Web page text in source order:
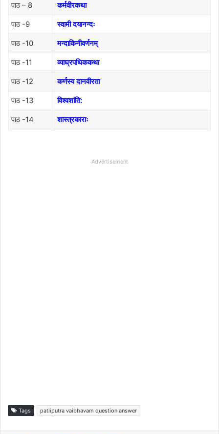
पाठ – 8 कर्मवीरकथा
पाठ -9 स्वामी दयानन्दः
पाठ -10 मन्दाकिनीवर्णनम्
पाठ -11 व्याघ्रपथिककथा
पाठ -12 कर्णस्य दानवीरता
पाठ -13 विश्वशांति:
पाठ -14 शास्त्रकाराः
Advertisement
Tags patliputra vaibhavam question answer